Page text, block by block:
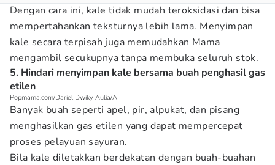
Dengan cara ini, kale tidak mudah teroksidasi dan bisa
mempertahankan teksturnya lebih lama. Menyimpan
kale secara terpisah juga memudahkan Mama
mengambil secukupnya tanpa membuka seluruh stok.
5. Hindari menyimpan kale bersama buah penghasil gas
etilen
Popmama.com/Dariel Dwiky Aulia/AI
Banyak buah seperti apel, pir, alpukat, dan pisang
menghasilkan gas etilen yang dapat mempercepat
proses pelayuan sayuran.
Bila kale diletakkan berdekatan dengan buah-buahan